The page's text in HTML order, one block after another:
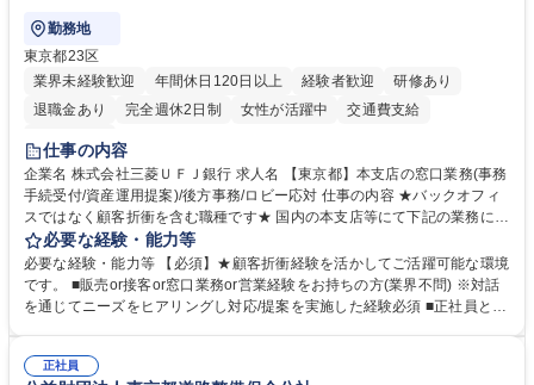
勤務地
東京都23区
業界未経験歓迎
年間休日120日以上 経験者歓迎
研修あり
退職金あり
完全週休2日制 女性が活躍中
交通費支給
土日祝休み
仕事の内容
企業名 株式会社三菱ＵＦＪ銀行 求人名 【東京都】本支店の窓口業務(事務
手続受付/資産運用提案)/後方事務/ロビー応対 仕事の内容 ★バックオフィ
スではなく顧客折衝を含む職種です★ 国内の本支店等にて下記の業務に従
事していただきます。 ■窓口/後方/ロビーにて事務手続等の受付・オペレ
ーション、お客様対応 ■窓口にて、ご来店された個人のお客様に対して金
融商品のご提案 ■効率的な事務運用の検討・構築等 ≪業務紹介：ご応募前
に必ずご覧ください≫ ※記事 https://www.mysite.bk.mufg.jp/career/circle/
必要な経験・能力等
必要な経験・能力等 【必須】★顧客折衝経験を活かしてご活躍可能な環境
です。 ■販売or接客or窓口業務or営業経験をお持ちの方(業界不問) ※対話
を通じてニーズをヒアリングし対応/提案を実施した経験必須 ■正社員とし
るので安心して入行いただけます。 幅広いキャリアの選択肢があり、公募
正社員